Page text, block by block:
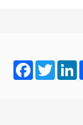
Facebook